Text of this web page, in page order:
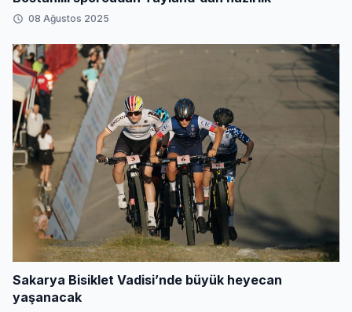
08 Ağustos 2025
Sakarya Bisiklet Vadisi’nde büyük heyecan
yaşanacak